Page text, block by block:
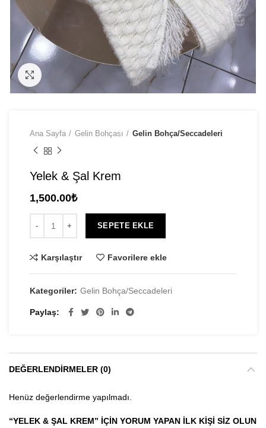
Click to enlarge
Ana Sayfa Gelin Bohçası Gelin Bohça/Seccadeleri
Yelek & Şal Krem
1,500.00₺
SEPETE EKLE
Karşılaştır Favorilere ekle
Kategoriler: Gelin Bohça/Seccadeleri
Paylaş
DEĞERLENDIRMELER (0)
Henüz değerlendirme yapılmadı.
“YELEK & ŞAL KREM” IÇIN YORUM YAPAN ILK KIŞI SIZ OLUN